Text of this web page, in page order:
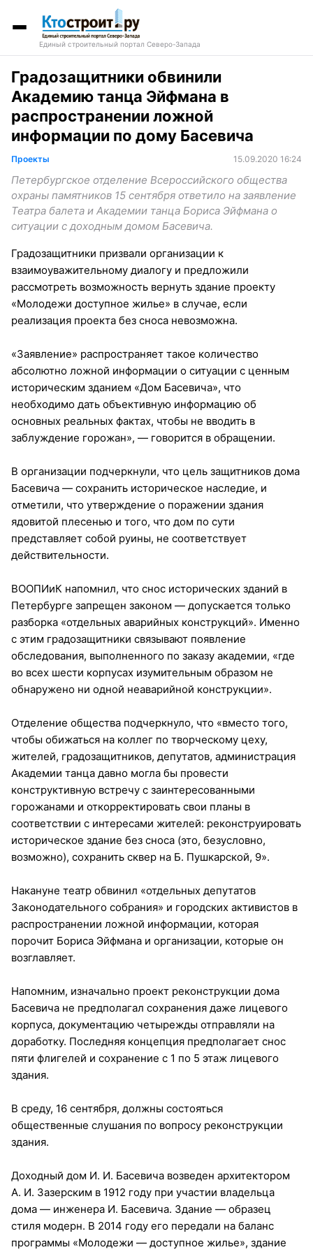
Единый строительный портал Северо-Запада
Градозащитники обвинили
Академию танца Эйфмана в
распространении ложной
информации по дому Басевича
Проекты 15.09.2020 16:24
Петербургское отделение Всероссийского общества
охраны памятников 15 сентября ответило на заявление
Театра балета и Академии танца Бориса Эйфмана о
ситуации с доходным домом Басевича.
Градозащитники призвали организации к
взаимоуважительному диалогу и предложили
рассмотреть возможность вернуть здание проекту
«Молодежи доступное жилье» в случае, если
реализация проекта без сноса невозможна.
«Заявление» распространяет такое количество
абсолютно ложной информации о ситуации с ценным
историческим зданием «Дом Басевича», что
необходимо дать объективную информацию об
основных реальных фактах, чтобы не вводить в
заблуждение горожан», — говорится в обращении.
В организации подчеркнули, что цель защитников дома
Басевича — сохранить историческое наследие, и
отметили, что утверждение о поражении здания
ядовитой плесенью и того, что дом по сути
представляет собой руины, не соответствует
действительности.
ВООПИиК напомнил, что снос исторических зданий в
Петербурге запрещен законом — допускается только
разборка «отдельных аварийных конструкций». Именно
с этим градозащитники связывают появление
обследования, выполненного по заказу академии, «где
во всех шести корпусах изумительным образом не
обнаружено ни одной неаварийной конструкции».
Отделение общества подчеркнуло, что «вместо того,
чтобы обижаться на коллег по творческому цеху,
жителей, градозащитников, депутатов, администрация
Академии танца давно могла бы провести
конструктивную встречу с заинтересованными
горожанами и откорректировать свои планы в
соответствии с интересами жителей: реконструировать
историческое здание без сноса (это, безусловно,
возможно), сохранить сквер на Б. Пушкарской, 9».
Накануне театр обвинил «отдельных депутатов
Законодательного собрания» и городских активистов в
распространении ложной информации, которая
порочит Бориса Эйфмана и организации, которые он
возглавляет.
Напомним, изначально проект реконструкции дома
Басевича не предполагал сохранения даже лицевого
корпуса, документацию четырежды отправляли на
доработку. Последняя концепция предполагает снос
пяти флигелей и сохранение с 1 по 5 этаж лицевого
здания.
В среду, 16 сентября, должны состояться
общественные слушания по вопросу реконструкции
здания.
Доходный дом И. И. Басевича возведен архитектором
А. И. Зазерским в 1912 году при участии владельца
дома — инженера И. Басевича. Здание — образец
стиля модерн. В 2014 году его передали на баланс
программы «Молодежи — доступное жилье», здание